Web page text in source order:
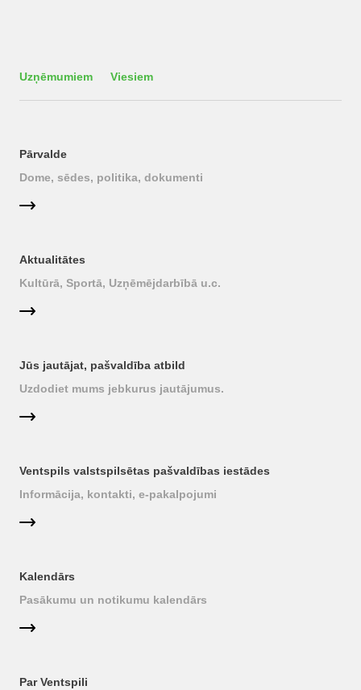
Uzņēmumiem Viesiem
Pārvalde
Dome, sēdes, politika, dokumenti
Aktualitātes
Kultūrā, Sportā, Uzņēmējdarbībā u.c.
Jūs jautājat, pašvaldība atbild
Uzdodiet mums jebkurus jautājumus.
Ventspils valstspilsētas pašvaldības iestādes
Informācija, kontakti, e-pakalpojumi
Kalendārs
Pasākumu un notikumu kalendārs
Par Ventspili